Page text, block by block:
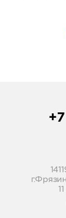
скидку